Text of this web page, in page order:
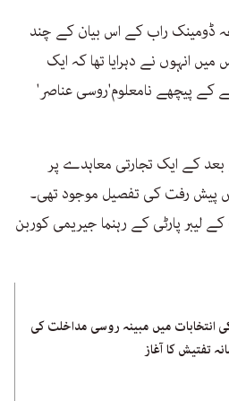
ڈومینک راب کے اس بیان کے چند
انہوں نے دہرایا تھا کہ ایک
کے پیچھے نامعلوم'روسی عناصر'
کے ایک تجارتی معاہدے پر
پیش رفت کی تفصیل موجود تھی۔
پارٹی کے رہنما جیریمی کوربن
انتخابات میں مبینہ روسی مداخلت کی
تفتیش کا آغاز